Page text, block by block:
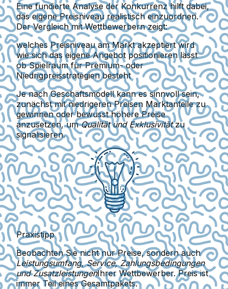
Eine fundierte Analyse der Konkurrenzhilft dabei,
das eigene Preisniveau realistisch einzuordnen.
Der Vergleich mit Wettbewerbern zeigt:
welches Preisniveau am Markt akzeptiert wird
wie sich das eigene Angebot positionieren lässt
ob Spielraum für Premium- oder
Niedrigpreisstrategien besteht
Je nach Geschäftsmodell kann es sinnvoll sein,
zunächst mit niedrigeren Preisen Marktanteile zu
gewinnen oder bewusst höhere Preise
anzusetzen, umQualität und Exklusivitätzu
signalisieren.
Praxistipp
Beobachten Sie nicht nur Preise, sondern auch
Leistungsumfang, Service, Zahlungsbedingungen
und ZusatzleistungenIhrer Wettbewerber. Preis ist
immer Teil eines Gesamtpakets.